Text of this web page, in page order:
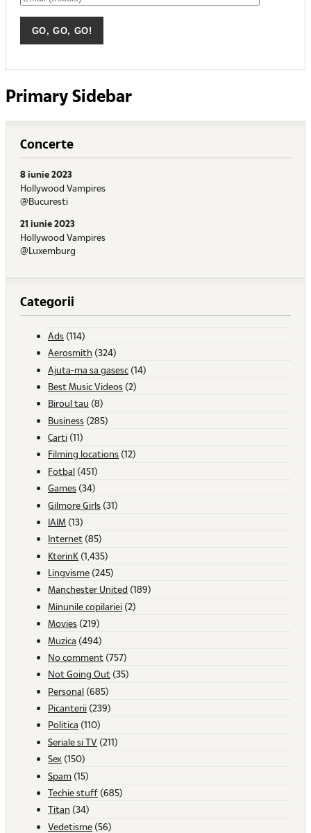
Primary Sidebar
Concerte
8 iunie 2023
Hollywood Vampires
@Bucuresti
21 iunie 2023
Hollywood Vampires
@Luxemburg
Categorii
Ads (114)
Aerosmith (324)
Ajuta-ma sa gasesc (14)
Best Music Videos (2)
Biroul tau (8)
Business (285)
Carti (11)
Filming locations (12)
Fotbal (451)
Games (34)
Gilmore Girls (31)
IAIM (13)
Internet (85)
KterinK (1,435)
Lingvisme (245)
Manchester United (189)
Minunile copilariei (2)
Movies (219)
Muzica (494)
No comment (757)
Not Going Out (35)
Personal (685)
Picanterii (239)
Politica (110)
Seriale si TV (211)
Sex (150)
Spam (15)
Techie stuff (685)
Titan (34)
Vedetisme (56)